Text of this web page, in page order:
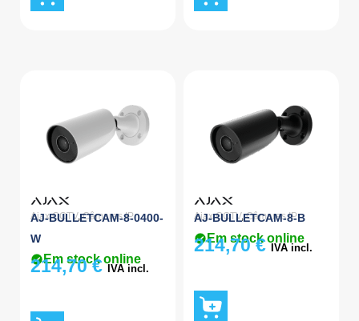
Ajax CCTV,Câmaras IP
AJ-BULLETCAM-8-0400-
W
Em stock online
214,70€ IVA incl.
Ajax CCTV,Câmaras IP
AJ-BULLETCAM-8-B
Em stock online
214,70€ IVA incl.